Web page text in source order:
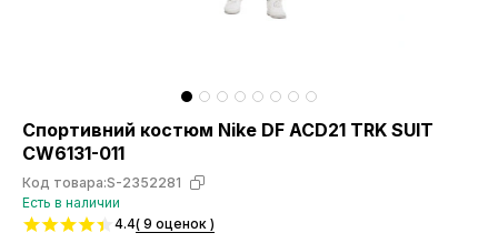
Спортивний костюм Nike DF ACD21 TRK SUIT
CW6131-011
Код товара:S-2352281
Есть в наличии
4.4( 9 оценок )